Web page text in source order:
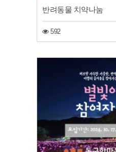
반려동물 치약나눔
592